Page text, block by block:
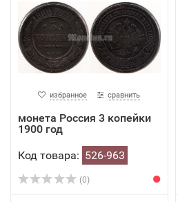
избранное сравнить
монета Россия 3 копейки
1900 год
Код товара: 526-963
(0)